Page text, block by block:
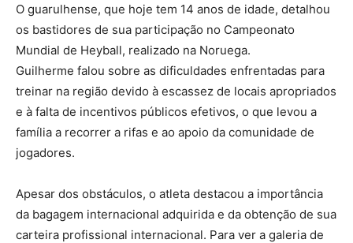
O guarulhense, que hoje tem 14 anos de idade, detalhou
os bastidores de sua participação no Campeonato
Mundial de Heyball, realizado na Noruega.
Guilherme falou sobre as dificuldades enfrentadas para
treinar na região devido à escassez de locais apropriados
e à falta de incentivos públicos efetivos, o que levou a
família a recorrer a rifas e ao apoio da comunidade de
jogadores.
Apesar dos obstáculos, o atleta destacou a importância
da bagagem internacional adquirida e da obtenção de sua
carteira profissional internacional. Para ver a galeria de